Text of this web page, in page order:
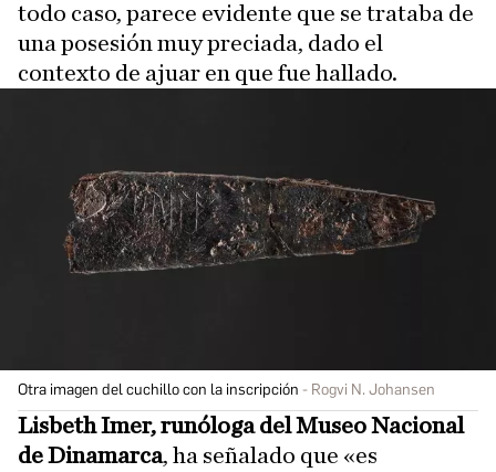
todo caso, parece evidente que se trataba de
una posesión muy preciada, dado el
contexto de ajuar en que fue hallado.
Otra imagen del cuchillo con la inscripción Rogvi N. Johansen
Lisbeth Imer, runóloga del Museo Nacional
de Dinamarca, ha señalado que «es